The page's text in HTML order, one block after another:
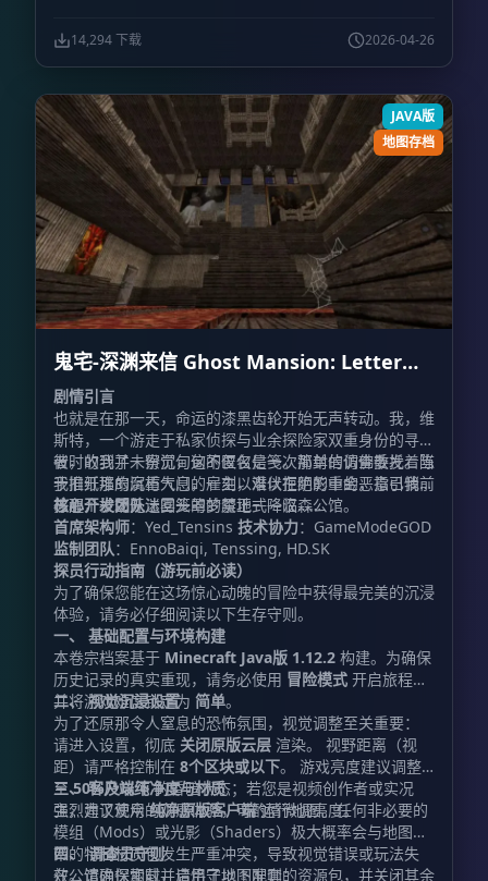
14,294 下载 2026-04-26
JAVA版
地图存档
鬼宅-深渊来信 Ghost Mansion: Letter
from the Abyss
剧情引言
也就是在那一天，命运的漆黑齿轮开始无声转动。我，维
斯特，一个游走于私家侦探与业余探险家双重身份的寻觅
者，收到了一份沉甸甸的匿名信笺。那封信仿佛散发着陈
于旧纸堆的腐朽气息，雇主以难以拒绝的重金，指引我前
往那个被郊外迷雾笼罩的禁地——汉森公馆。
彼时的我并未察觉，这不仅仅是一次简单的调查委托。当
我推开那扇沉重大门的一刻，潜伏在阴影中的恶意已悄然
苏醒，一场无法回头的梦魇正式降临……
核心开发团队
首席架构师：Yed_Tensins 技术协力：GameModeGOD
监制团队：EnnoBaiqi, Tenssing, HD.SK
探员行动指南（游玩前必读）
为了确保您能在这场惊心动魄的冒险中获得最完美的沉浸
体验，请务必仔细阅读以下生存守则。
一、 基础配置与环境构建
本卷宗档案基于 Minecraft Java版 1.12.2 构建。为确保
历史记录的真实重现，请务必使用 冒险模式 开启旅程，
并将游戏难度锁定为 简单。
二、 视觉沉浸设置
为了还原那令人窒息的恐怖氛围，视觉调整至关重要：
请进入设置，彻底 关闭原版云层 渲染。 视野距离（视
距）请严格控制在 8个区块或以下。 游戏亮度建议调整
至50%及以下的昏暗状态；若您是视频创作者或实况
主，为了观众的观感体验，可酌情微调亮度。
三、 客户端纯净度与材质
强烈建议使用纯净原版客户端运行地图。任何非必要的
模组（Mods）或光影（Shaders）极大概率会与地图自
带的特制材质包发生严重冲突，导致视觉错误或玩法失
效。请确保加载并启用了地图配套的资源包，并关闭其余
四、 调查员守则
在公馆内探索时，请恪守以下准则：